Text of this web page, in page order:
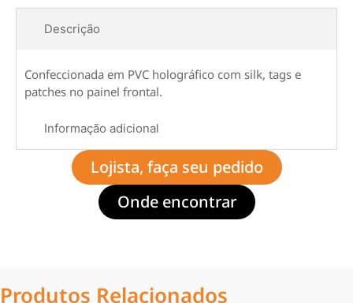
Descrição
Informação adicional
Confeccionada em PVC holográfico com silk, tags e
patches no painel frontal.
Lojista, faça seu pedido
Onde encontrar
Produtos Relacionados